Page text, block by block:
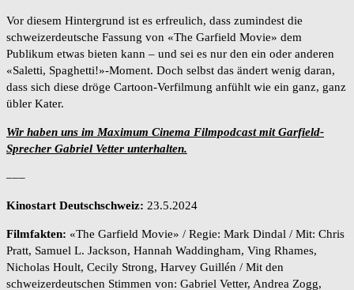
Vor diesem Hintergrund ist es erfreulich, dass zumindest die
schweizerdeutsche Fassung von «The Garfield Movie» dem
Publikum etwas bieten kann – und sei es nur den ein oder anderen
«Saletti, Spaghetti!»-Moment. Doch selbst das ändert wenig daran,
dass sich diese dröge Cartoon-Verfilmung anfühlt wie ein ganz, ganz
übler Kater.
Wir haben uns im Maximum Cinema Filmpodcast mit Garfield-
Sprecher Gabriel Vetter unterhalten.
–––
Kinostart Deutschschweiz: 23.5.2024
Filmfakten: «The Garfield Movie» / Regie: Mark Dindal / Mit: Chris
Pratt, Samuel L. Jackson, Hannah Waddingham, Ving Rhames,
Nicholas Hoult, Cecily Strong, Harvey Guillén / Mit den
schweizerdeutschen Stimmen von: Gabriel Vetter, Andrea Zogg,